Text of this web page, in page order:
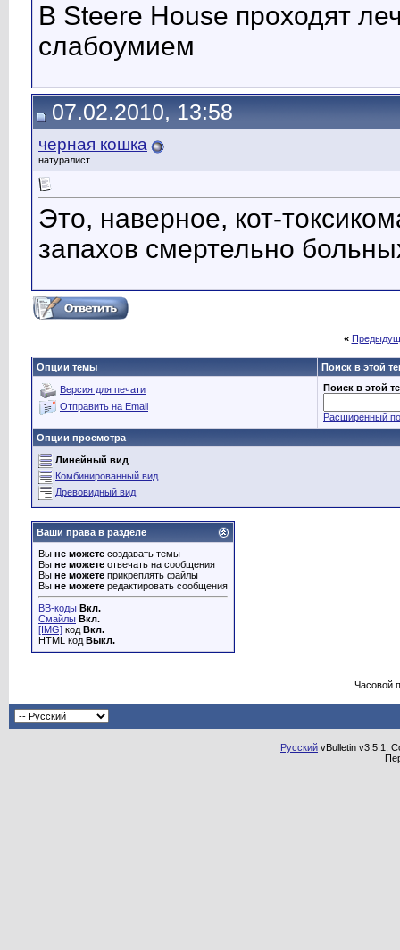
В Steere House проходят
слабоумием
07.02.2010, 13:58
черная кошка
натуралист
Это, наверное, кот-
запахов смертельно
«
Опции темы Поиск в этой
Версия для печати
Отправить на Email
Поиск в этой
Расширенный
Опции просмотра
Линейный вид
Комбинированный вид
Древовидный вид
Ваши права в разделе
Вы не можете создавать темы
Вы не можете отвечать на сообщения
Вы не можете прикреплять файлы
Вы не можете редактировать сообщения
BB-коды Вкл.
Смайлы Вкл.
[IMG] код Вкл.
HTML код Выкл.
Часовой
Русский vBulletin v3.5.1,